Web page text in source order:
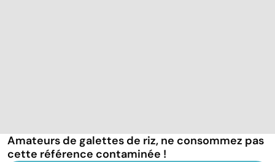
Amateurs de galettes de riz, ne consommez pas
cette référence contaminée !